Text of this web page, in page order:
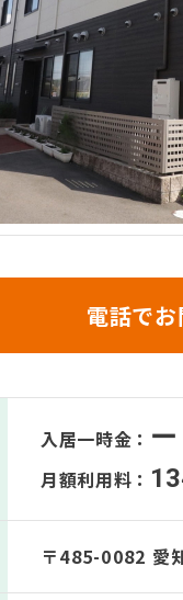
電話で
入居一時金： ー
月額利用料：
〒485-0082 愛